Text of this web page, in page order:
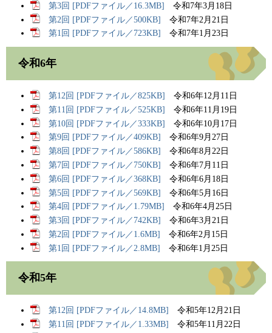
第3回 [PDFファイル／16.3MB] 令和7年3月18日
第2回 [PDFファイル／500KB] 令和7年2月21日
第1回 [PDFファイル／723KB]
令和7年1月23日
令和6年
第12回 [PDFファイル／825KB]
令和6年12月11日
第11回 [PDFファイル／525KB]
令和6年11月19日
第10回 [PDFファイル／333KB] 令和6年10月17日
第9回 [PDFファイル／409KB]
令和6年9月27日
第8回 [PDFファイル／586KB]
令和6年8月22日
第7回 [PDFファイル／750KB]
令和6年7月11日
第6回 [PDFファイル／368KB]
令和6年6月18日
第5回 [PDFファイル／569KB] 令和6年5月16日
第4回 [PDFファイル／1.79MB]
令和6年4月25日
第3回 [PDFファイル／742KB]
令和6年3月21日​
第2回 [PDFファイル／1.6MB]
令和6年2月15日​
第1回 [PDFファイル／2.8MB] 令和6年1月25日​
令和5年
第12回 [PDFファイル／14.8MB]
令和5年12月21日
第11回 [PDFファイル／1.33MB]
令和5年11月22日